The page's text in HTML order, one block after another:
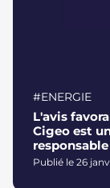
#ENERGIE
L'avis
Cigeo est
Publié le 26